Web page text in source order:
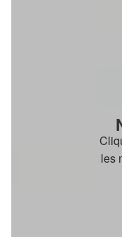
les